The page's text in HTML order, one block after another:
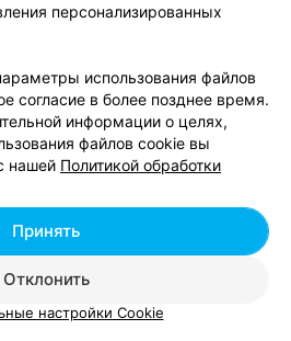
компанию
специалиста
персонализированных
использования файлов
согласие в более позднее время.
информации о целях,
файлов cookie вы
нашей Политикой обработки
Отклонить
Принять
настройки Cookie